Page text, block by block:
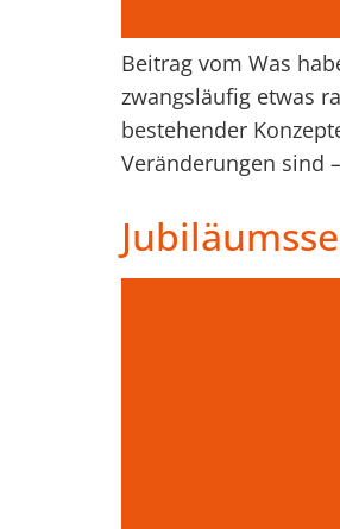
Beitrag vom Was
zwangsläufig etwas
bestehender
Veränderungen sind